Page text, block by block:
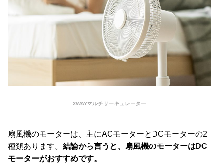
2WAYマルチサーキュレーター
扇風機のモーターは、主にACモーターとDCモーターの2
種類あります。 結論から言うと、扇風機のモーターはDC
モーターがおすすめです。